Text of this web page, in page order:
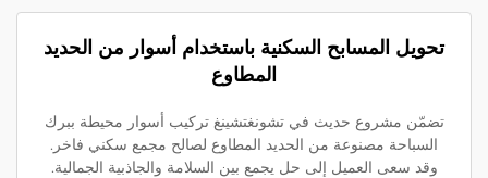
تحويل المسابح السكنية باستخدام أسوار من الحديد
المطاوع
تضمّن مشروع حديث في تشونغتشينغ تركيب أسوار محيطة ببرك
السباحة مصنوعة من الحديد المطاوع لصالح مجمع سكني فاخر.
وقد سعى العميل إلى حل يجمع بين السلامة والجاذبية الجمالية.